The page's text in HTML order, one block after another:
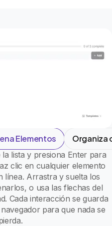
Elementos Organiza
lista y presiona Enter para
clic en cualquier elemento
línea. Arrastra y suelta los
o usa las flechas del
Cada interacción se guarda
para que nada se